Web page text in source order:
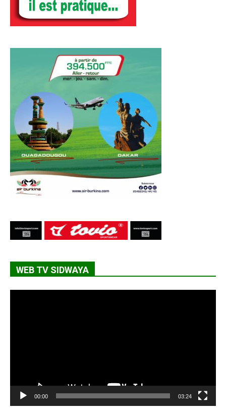
WEB TV SIDWAYA
00:00 03:24